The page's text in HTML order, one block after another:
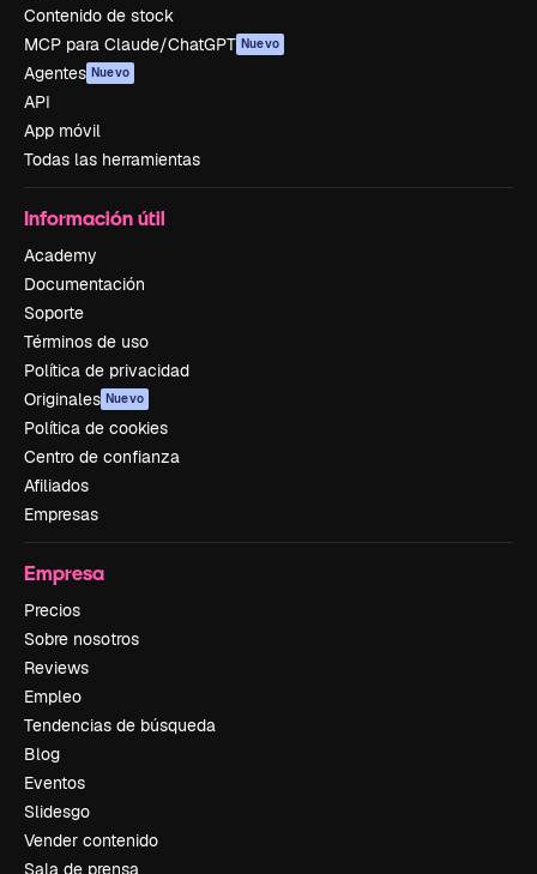
Contenido de stock
MCP para Claude/ChatGPT Nuevo
Agentes Nuevo
API
App móvil
Todas las herramientas
Información útil
Academy
Documentación
Soporte
Términos de uso
Política de privacidad
Originales Nuevo
Política de cookies
Centro de confianza
Afiliados
Empresas
Empresa
Precios
Sobre nosotros
Reviews
Empleo
Tendencias de búsqueda
Blog
Eventos
Slidesgo
Vender contenido
Sala de prensa